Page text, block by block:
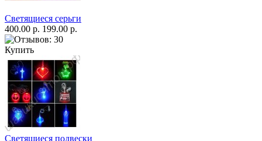
Светящиеся серьги
400.00 р. 199.00 р.
Купить
Светящиеся подвески